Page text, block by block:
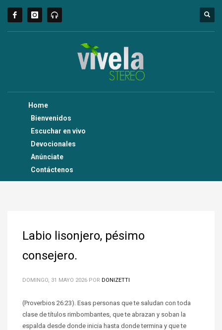
Home
Bienvenidos
Escuchar en vivo
Devocionales
Anúnciate
Contáctenos
Labio lisonjero, pésimo
consejero.
DOMINGO, 31 MAYO 2026 POR DONIZETTI
(Proverbios 26:23). Esas personas que te saludan con toda
clase de títulos rimbombantes, que te abrazan y soban la
espalda desde donde inicia hasta donde termina y que te